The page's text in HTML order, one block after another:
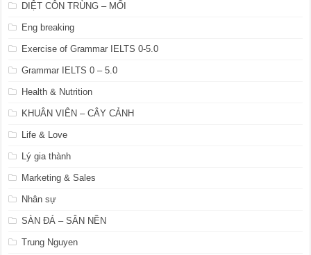
DIỆT CÔN TRÙNG – MỐI
Eng breaking
Exercise of Grammar IELTS 0-5.0
Grammar IELTS 0 – 5.0
Health & Nutrition
KHUÂN VIÊN – CÂY CẢNH
Life & Love
Lý gia thành
Marketing & Sales
Nhân sự
SÀN ĐÁ – SÂN NỀN
Trung Nguyen